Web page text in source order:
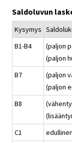
Saldoluvun
Kysymys
B1-B4
(paljon
(paljon
B7
(paljon
(paljon
B8
C1